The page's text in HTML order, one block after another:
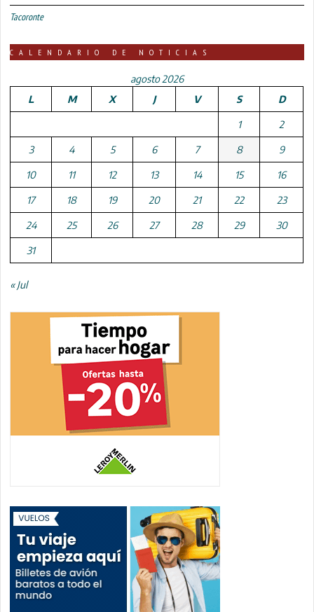
Tacoronte
CALENDARIO DE NOTICIAS
agosto 2026
L
M X J V S D
1 2
3 4 5 6 7 8 9
10 11 12 13 14 15 16
17 18 19 20 21 22 23
24 25 26 27 28 29 30
31
« Jul